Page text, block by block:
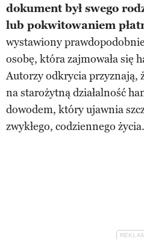
dokument był swego
lub pokwitowaniem
wystawiony
osobę, która zajmowała się
Autorzy odkrycia przyznają,
na starożytną działalność
dowodem, który ujawnia
zwykłego, codziennego życia.